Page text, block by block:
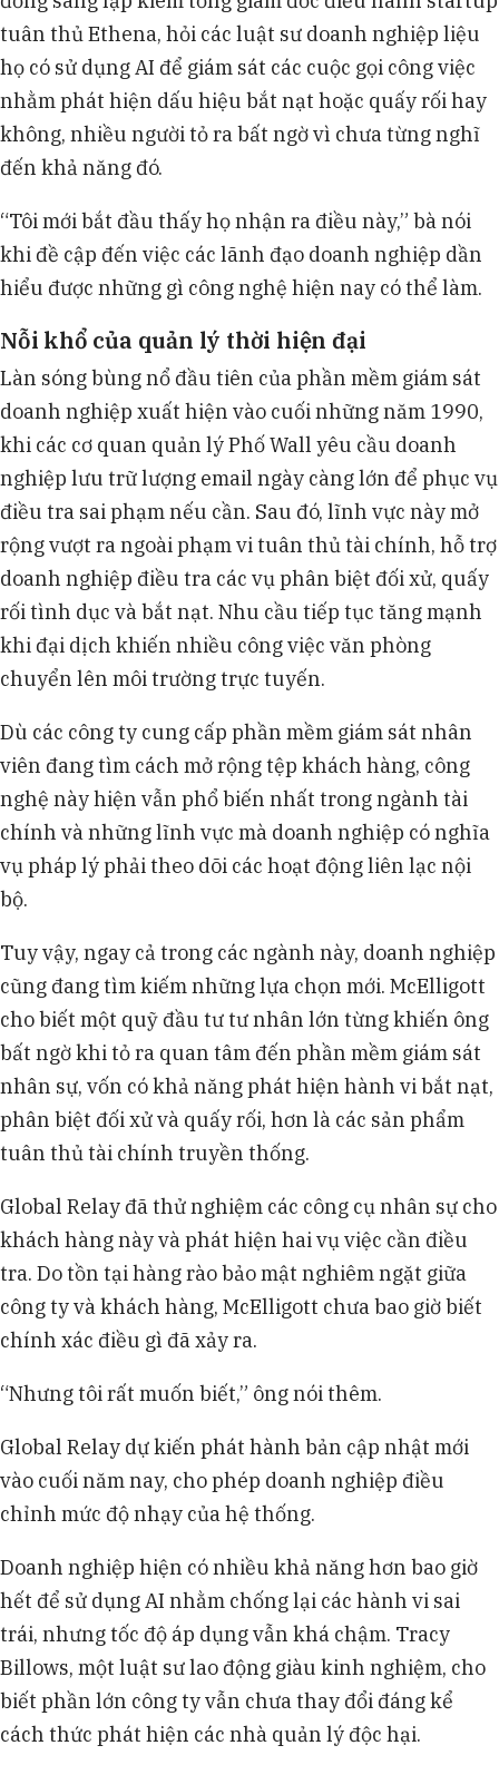
tuân thủ Ethena, hỏi các luật sư doanh nghiệp liệu
họ có sử dụng AI để giám sát các cuộc gọi công việc
nhằm phát hiện dấu hiệu bắt nạt hoặc quấy rối hay
không, nhiều người tỏ ra bất ngờ vì chưa từng nghĩ
đến khả năng đó.
“Tôi mới bắt đầu thấy họ nhận ra điều này,” bà nói
khi đề cập đến việc các lãnh đạo doanh nghiệp dần
hiểu được những gì công nghệ hiện nay có thể làm.
Nỗi khổ của quản lý thời hiện đại
Làn sóng bùng nổ đầu tiên của phần mềm giám sát
doanh nghiệp xuất hiện vào cuối những năm 1990,
khi các cơ quan quản lý Phố Wall yêu cầu doanh
nghiệp lưu trữ lượng email ngày càng lớn để phục vụ
điều tra sai phạm nếu cần. Sau đó, lĩnh vực này mở
rộng vượt ra ngoài phạm vi tuân thủ tài chính, hỗ trợ
doanh nghiệp điều tra các vụ phân biệt đối xử, quấy
rối tình dục và bắt nạt. Nhu cầu tiếp tục tăng mạnh
khi đại dịch khiến nhiều công việc văn phòng
chuyển lên môi trường trực tuyến.
Dù các công ty cung cấp phần mềm giám sát nhân
viên đang tìm cách mở rộng tệp khách hàng, công
nghệ này hiện vẫn phổ biến nhất trong ngành tài
chính và những lĩnh vực mà doanh nghiệp có nghĩa
vụ pháp lý phải theo dõi các hoạt động liên lạc nội
bộ.
Tuy vậy, ngay cả trong các ngành này, doanh nghiệp
cũng đang tìm kiếm những lựa chọn mới. McElligott
cho biết một quỹ đầu tư tư nhân lớn từng khiến ông
bất ngờ khi tỏ ra quan tâm đến phần mềm giám sát
nhân sự, vốn có khả năng phát hiện hành vi bắt nạt,
phân biệt đối xử và quấy rối, hơn là các sản phẩm
tuân thủ tài chính truyền thống.
Global Relay đã thử nghiệm các công cụ nhân sự cho
khách hàng này và phát hiện hai vụ việc cần điều
tra. Do tồn tại hàng rào bảo mật nghiêm ngặt giữa
công ty và khách hàng, McElligott chưa bao giờ biết
chính xác điều gì đã xảy ra.
“Nhưng tôi rất muốn biết,” ông nói thêm.
Global Relay dự kiến phát hành bản cập nhật mới
vào cuối năm nay, cho phép doanh nghiệp điều
chỉnh mức độ nhạy của hệ thống.
Doanh nghiệp hiện có nhiều khả năng hơn bao giờ
hết để sử dụng AI nhằm chống lại các hành vi sai
trái, nhưng tốc độ áp dụng vẫn khá chậm. Tracy
Billows, một luật sư lao động giàu kinh nghiệm, cho
biết phần lớn công ty vẫn chưa thay đổi đáng kể
cách thức phát hiện các nhà quản lý độc hại.